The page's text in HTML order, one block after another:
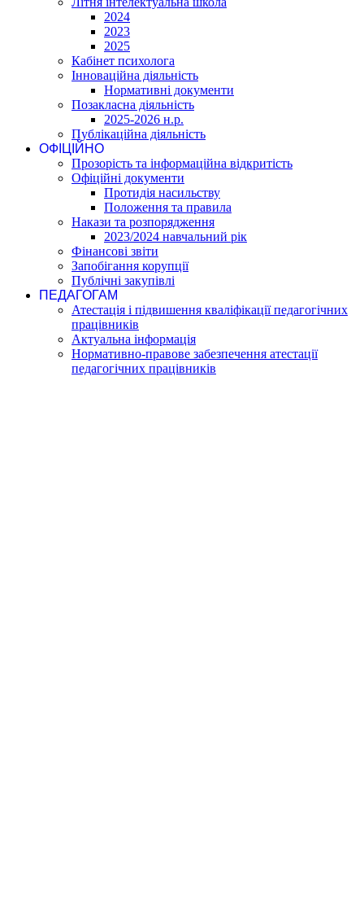
2024
2023
2025
Кабінет психолога
Інноваційна діяльність
Нормативні документи
Позакласна діяльність
2025-2026 н.р.
Публікаційна діяльність
ОФІЦІЙНО
Прозорість та інформаційна відкритість
Офіційні документи
Протидія насильству
Положення та правила
Накази та розпорядження
2023/2024 навчальний рік
Фінансові звіти
Запобігання корупції
Публічні закупівлі
ПЕДАГОГАМ
Атестація і підвишення кваліфікації педагогічних
працівників
Актуальна інформація
Нормативно-правове забезпечення атестації
педагогічних працівників